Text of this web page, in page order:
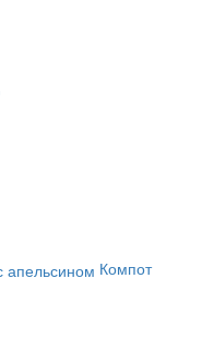
Компот